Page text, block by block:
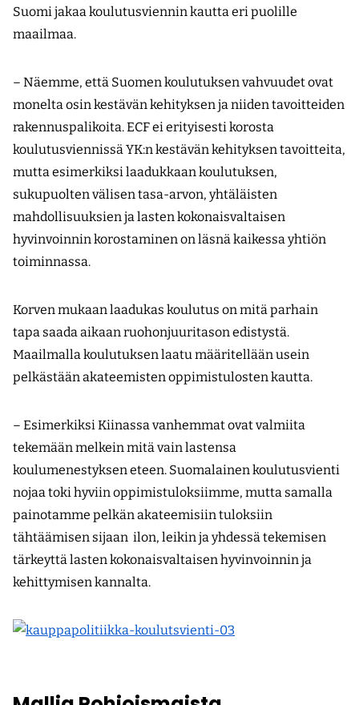
Suomi jakaa koulutusviennin kautta eri puolille
maailmaa.
– Näemme, että Suomen koulutuksen vahvuudet ovat
monelta osin kestävän kehityksen ja niiden tavoitteiden
rakennuspalikoita. ECF ei erityisesti korosta
koulutusviennissä YK:n kestävän kehityksen tavoitteita,
mutta esimerkiksi laadukkaan koulutuksen,
sukupuolten välisen tasa-arvon, yhtäläisten
mahdollisuuksien ja lasten kokonais­valtaisen
hyvinvoinnin korostaminen on läsnä kaikessa yhtiön
toiminnassa.
Korven mukaan laadukas koulutus on mitä parhain
tapa saada aikaan ruohonjuuritason edistystä.
Maailmalla koulutuksen laatu määritellään usein
pelkästään akateemisten oppimistulosten kautta.
– Esimerkiksi Kiinassa vanhemmat ovat valmiita
tekemään melkein mitä vain lastensa
koulumenestyksen eteen. Suomalainen koulutusvienti
nojaa toki hyviin oppimis­tuloksiimme, mutta samalla
painotamme pelkän akateemisiin tuloksiin
tähtäämisen sijaan ilon, leikin ja yhdessä tekemisen
tärkeyttä lasten kokonaisvaltaisen hyvinvoinnin ja
kehittymisen kannalta.